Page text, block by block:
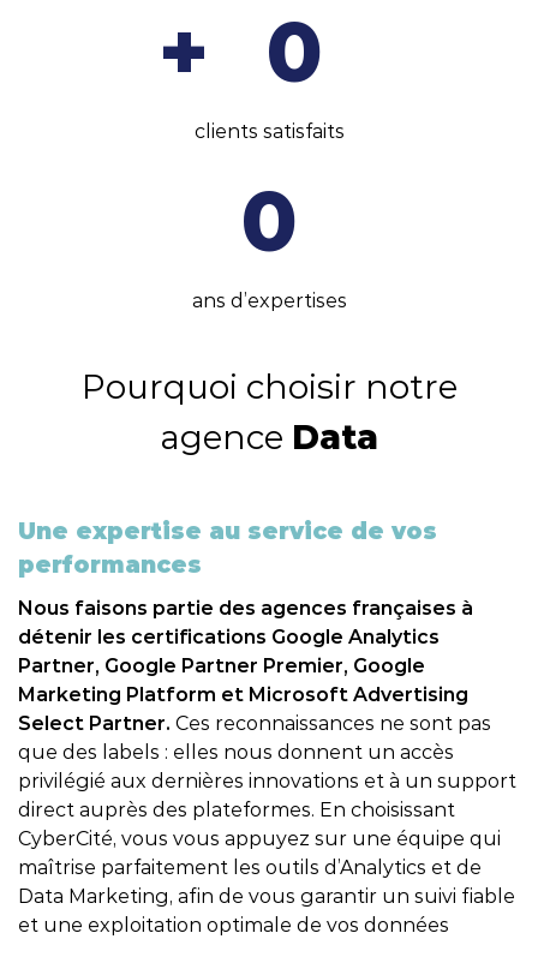
0
ans d’expertises
+ 0
clients satisfaits
Pourquoi choisir notre
agence Data
Une expertise au service de vos
performances​
Nous faisons partie des agences françaises à
détenir les certifications Google Analytics
Partner, Google Partner Premier, Google
Marketing Platform et Microsoft Advertising
Select Partner. Ces reconnaissances ne sont pas
que des labels : elles nous donnent un accès
privilégié aux dernières innovations et à un support
direct auprès des plateformes. En choisissant
CyberCité, vous vous appuyez sur une équipe qui
maîtrise parfaitement les outils d’Analytics et de
Data Marketing, afin de vous garantir un suivi fiable
et une exploitation optimale de vos données
LIRE LA VIDÉO